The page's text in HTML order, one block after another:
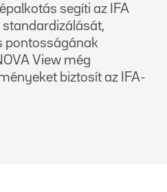
segíti az IFA
pontosságának
View még
biztosít az IFA-